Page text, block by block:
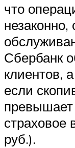
что
незаконно,
Сбербанк
клиентов,
если
страховое
руб.).